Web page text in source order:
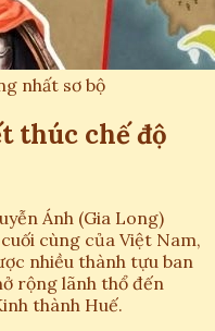
nhất sơ bộ
thúc chế độ
Ánh (Gia Long)
cùng của Việt Nam,
nhiều thành tựu ban
rộng lãnh thổ đến
thành Huế.